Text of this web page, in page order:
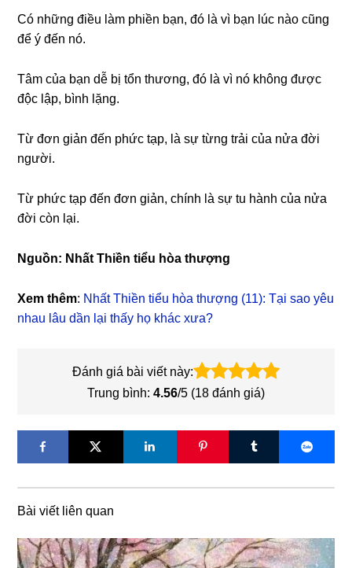
Có những điều làm phiền bạn, đó là vì bạn lúc nào cũng
để ý đến nó.
Tâm của bạn dễ bị tổn thương, đó là vì nó không được
độc lập, bình lặng.
Từ đơn giản đến phức tạp, là sự từng trải của nửa đời
người.
Từ phức tạp đến đơn giản, chính là sự tu hành của nửa
đời còn lại.
Nguồn: Nhất Thiền tiểu hòa thượng
Xem thêm: Nhất Thiền tiểu hòa thượng (11): Tại sao yêu
nhau lâu dần lại thấy họ khác xưa?
Đánh giá bài viết này:
Trung bình: 4.56/5 (18 đánh giá)
Bài viết liên quan